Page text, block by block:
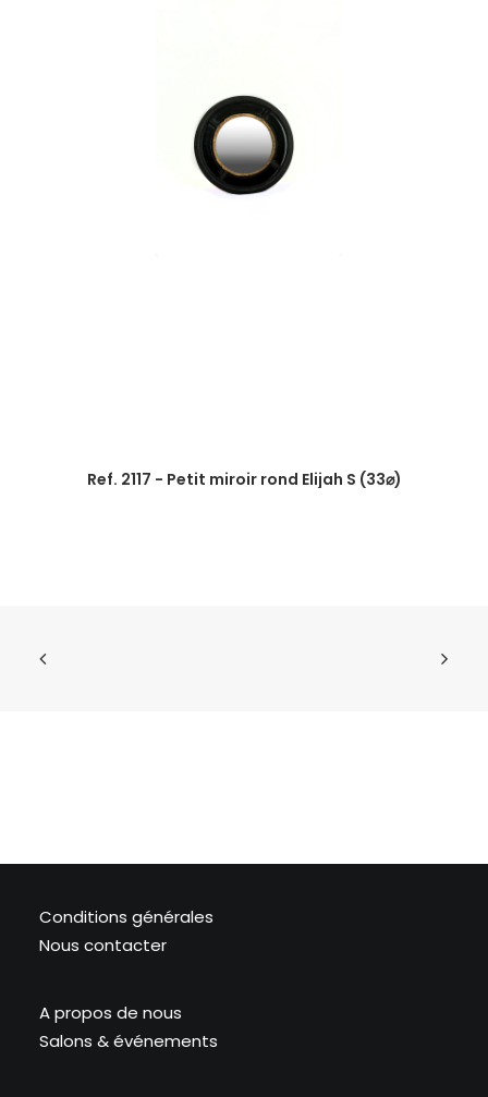
Ref. 2117 - Petit miroir rond Elijah S (33⌀)
Conditions générales
Nous contacter
A propos de nous
Salons & événements